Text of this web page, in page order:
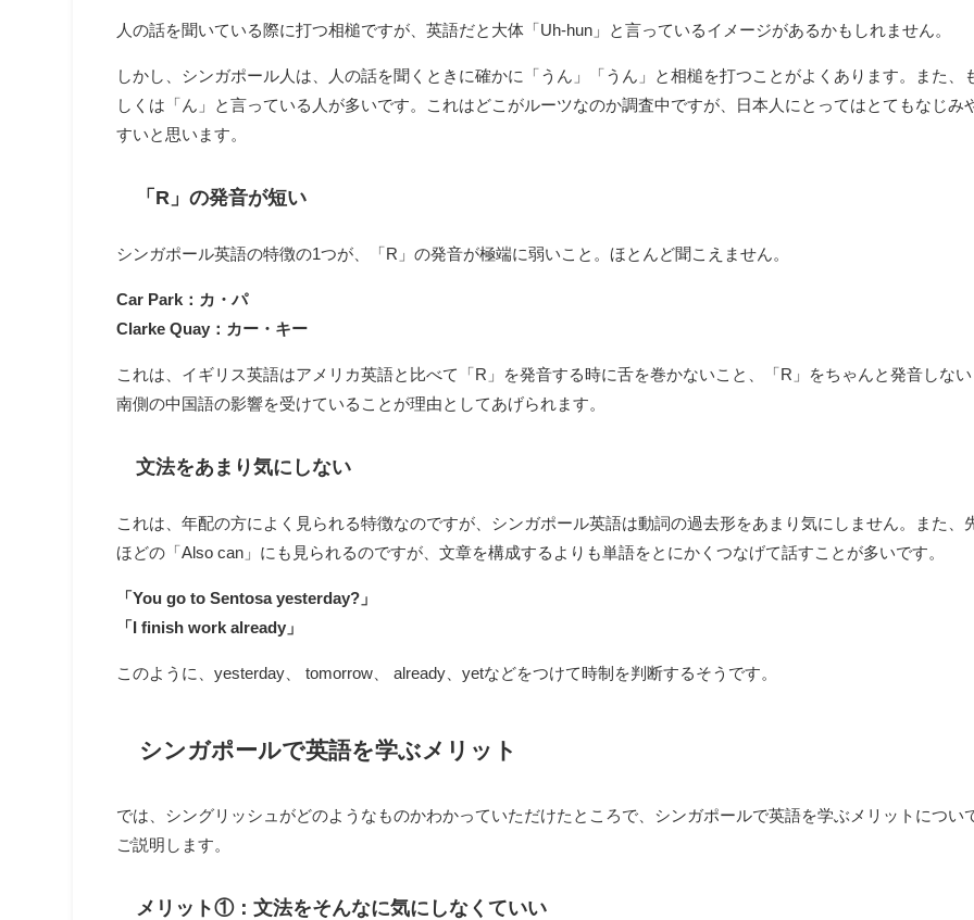
人の話を聞いている際に打つ相槌ですが、英語だと大体「Uh-hun」と言っているイメージがあるかもしれません。
しかし、シンガポール人は、人の話を聞くときに確かに「うん」「うん」と相槌を打つことがよくあります。また、
しくは「ん」と言っている人が多いです。これはどこがルーツなのか調査中ですが、日本人にとってはとてもなじみ
すいと思います。
「R」の発音が短い
シンガポール英語の特徴の1つが、「R」の発音が極端に弱いこと。ほとんど聞こえません。
Car Park：カ・パ
Clarke Quay：カー・キー
これは、イギリス英語はアメリカ英語と比べて「R」を発音する時に舌を巻かないこと、「R」をちゃんと発音しない
南側の中国語の影響を受けていることが理由としてあげられます。
文法をあまり気にしない
これは、年配の方によく見られる特徴なのですが、シンガポール英語は動詞の過去形をあまり気にしません。また、
ほどの「Also can」にも見られるのですが、文章を構成するよりも単語をとにかくつなげて話すことが多いです。
「You go to Sentosa yesterday?」
「I finish work already」
このように、yesterday、 tomorrow、 already、yetなどをつけて時制を判断するそうです。
シンガポールで英語を学ぶメリット
では、シングリッシュがどのようなものかわかっていただけたところで、シンガポールで英語を学ぶメリットについ
ご説明します。
メリット①：文法をそんなに気にしなくていい